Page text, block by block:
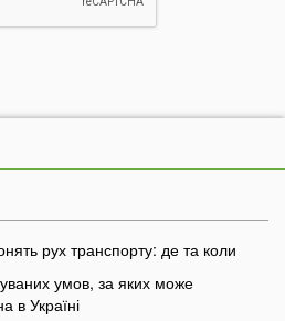
рух транспорту: де та коли
умов, за яких може
в Україні